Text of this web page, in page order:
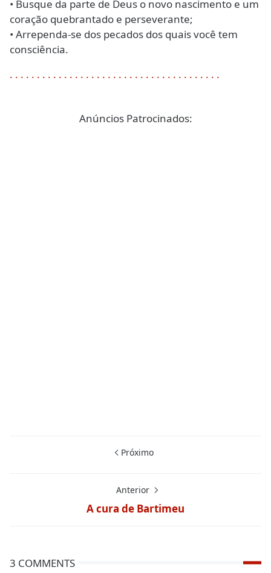
• Busque da parte de Deus o novo nascimento e um
coração quebrantado e perseverante;
• Arrependa-se dos pecados dos quais você tem
consciência.
. . . . . . . . . . . . . . . . . . . . . . . . . . . . . . . . . . . . . . .
Anúncios Patrocinados:
Próximo
Anterior
A cura de Bartimeu
3 COMMENTS